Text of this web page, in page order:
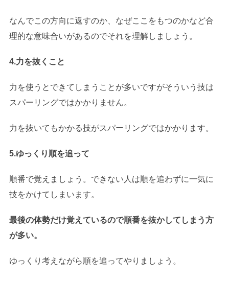
なんでこの方向に返すのか、なぜここをもつのかなど合
理的な意味合いがあるのでそれを理解しましょう。
4.力を抜くこと
力を使うとできてしまうことが多いですがそういう技は
スパーリングではかかりません。
力を抜いてもかかる技がスパーリングではかかります。
5.ゆっくり順を追って
順番で覚えましょう。できない人は順を追わずに一気に
技をかけてしまいます。
最後の体勢だけ覚えているので順番を抜かしてしまう方
が多い。
ゆっくり考えながら順を追ってやりましょう。